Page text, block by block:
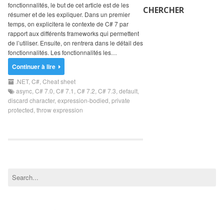
fonctionnalités, le but de cet article est de les
résumer et de les expliquer. Dans un premier
temps, on explicitera le contexte de C# 7 par
rapport aux différents frameworks qui permettent
de l’utiliser. Ensuite, on rentrera dans le détail des
fonctionnalités. Les fonctionnalités les…
Continuer à lire
.NET, C# Cheat sheet
async C# 7.0 C# 7.1 C# 7.2 C# 7.3 default
discard character, expression-bodied private
protected throw expression
CHERCHER